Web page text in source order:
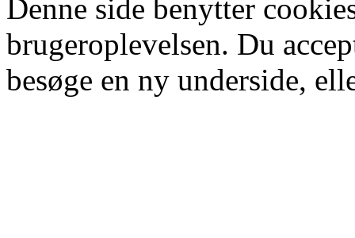
Denne side benytter
brugeroplevelsen. Du
besøge en ny underside,